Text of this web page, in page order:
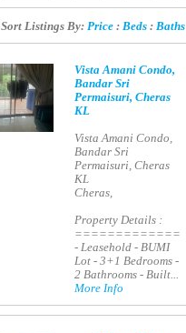
Sort Listings By: Price : Beds : Baths
Vista Amani Condo,
Bandar Sri
Permaisuri, Cheras
KL
Vista Amani Condo,
Bandar Sri
Permaisuri, Cheras
KL
Cheras,
Property Details :
=============
- Leasehold - BUMI
Lot - 3+1 Bedrooms -
2 Bathrooms - Built...
More Info